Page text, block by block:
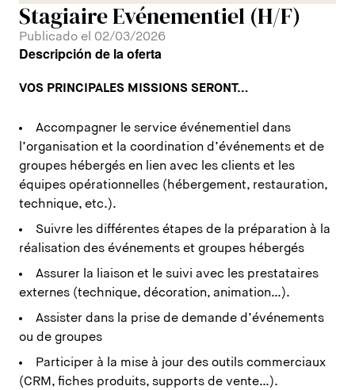
Stagiaire Evénementiel (H/F)
Publicado el 02/03/2026
Descripción de la oferta
VOS PRINCIPALES MISSIONS SERONT…
Accompagner le service événementiel dans
l’organisation et la coordination d’événements et de
groupes hébergés en lien avec les clients et les
équipes opérationnelles (hébergement, restauration,
technique, etc.).
Suivre les différentes étapes de la préparation à la
réalisation des événements et groupes hébergés
Assurer la liaison et le suivi avec les prestataires
externes (technique, décoration, animation…).
Assister dans la prise de demande d’événements
ou de groupes
Participer à la mise à jour des outils commerciaux
(CRM, fiches produits, supports de vente…).